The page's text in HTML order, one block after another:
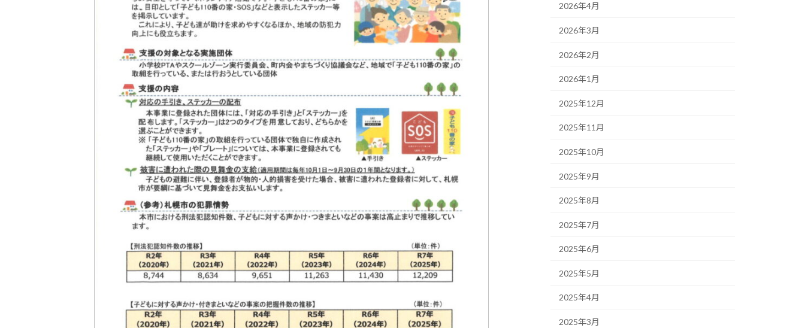
2026年4月
2026年3月
2026年2月
2026年1月
2025年12月
2025年11月
2025年10月
2025年9月
2025年8月
2025年7月
2025年6月
2025年5月
2025年4月
2025年3月